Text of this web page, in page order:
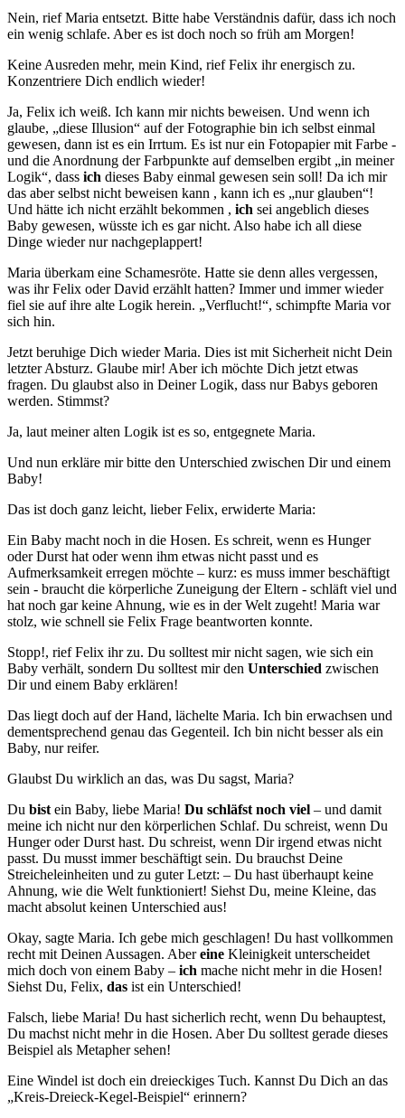
Nein, rief Maria entsetzt. Bitte habe Verständnis dafür, dass ich noch
ein wenig schlafe. Aber es ist doch noch so früh am Morgen!
Keine Ausreden mehr, mein Kind, rief Felix ihr energisch zu.
Konzentriere Dich endlich wieder!
Ja, Felix ich weiß. Ich kann mir nichts beweisen. Und wenn ich
glaube, „diese Illusion“ auf der Fotographie bin ich selbst einmal
gewesen, dann ist es ein Irrtum. Es ist nur ein Fotopapier mit Farbe -
und die Anordnung der Farbpunkte auf demselben ergibt „in meiner
Logik“, dass ich dieses Baby einmal gewesen sein soll! Da ich mir
das aber selbst nicht beweisen kann , kann ich es „nur glauben“!
Und hätte ich nicht erzählt bekommen , ich sei angeblich dieses
Baby gewesen, wüsste ich es gar nicht. Also habe ich all diese
Dinge wieder nur nachgeplappert!
Maria überkam eine Schamesröte. Hatte sie denn alles vergessen,
was ihr Felix oder David erzählt hatten? Immer und immer wieder
fiel sie auf ihre alte Logik herein. „Verflucht!“, schimpfte Maria vor
sich hin.
Jetzt beruhige Dich wieder Maria. Dies ist mit Sicherheit nicht Dein
letzter Absturz. Glaube mir! Aber ich möchte Dich jetzt etwas
fragen. Du glaubst also in Deiner Logik, dass nur Babys geboren
werden. Stimmst?
Ja, laut meiner alten Logik ist es so, entgegnete Maria.
Und nun erkläre mir bitte den Unterschied zwischen Dir und einem
Baby!
Das ist doch ganz leicht, lieber Felix, erwiderte Maria:
Ein Baby macht noch in die Hosen. Es schreit, wenn es Hunger
oder Durst hat oder wenn ihm etwas nicht passt und es
Aufmerksamkeit erregen möchte – kurz: es muss immer beschäftigt
sein - braucht die körperliche Zuneigung der Eltern - schläft viel und
hat noch gar keine Ahnung, wie es in der Welt zugeht! Maria war
stolz, wie schnell sie Felix Frage beantworten konnte.
Stopp!, rief Felix ihr zu. Du solltest mir nicht sagen, wie sich ein
Baby verhält, sondern Du solltest mir den Unterschied zwischen
Dir und einem Baby erklären!
Das liegt doch auf der Hand, lächelte Maria. Ich bin erwachsen und
dementsprechend genau das Gegenteil. Ich bin nicht besser als ein
Baby, nur reifer.
Glaubst Du wirklich an das, was Du sagst, Maria?
Du bist ein Baby, liebe Maria! Du schläfst noch viel – und damit
meine ich nicht nur den körperlichen Schlaf. Du schreist, wenn Du
Hunger oder Durst hast. Du schreist, wenn Dir irgend etwas nicht
passt. Du musst immer beschäftigt sein. Du brauchst Deine
Streicheleinheiten und zu guter Letzt: – Du hast überhaupt keine
Ahnung, wie die Welt funktioniert! Siehst Du, meine Kleine, das
macht absolut keinen Unterschied aus!
Okay, sagte Maria. Ich gebe mich geschlagen! Du hast vollkommen
recht mit Deinen Aussagen. Abereine Kleinigkeit unterscheidet
mich doch von einem Baby – ich mache nicht mehr in die Hosen!
Siehst Du, Felix, das ist ein Unterschied!
Falsch, liebe Maria! Du hast sicherlich recht, wenn Du behauptest,
Du machst nicht mehr in die Hosen. Aber Du solltest gerade dieses
Beispiel als Metapher sehen!
Eine Windel ist doch ein dreieckiges Tuch. Kannst Du Dich an das
„Kreis-Dreieck-Kegel-Beispiel“ erinnern?